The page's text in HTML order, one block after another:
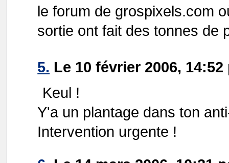
le forum de grospixels.com
sortie ont fait des tonnes de
5. Le 10 février 2006, 14:52
Keul !
Y'a un plantage dans ton
Intervention urgente !